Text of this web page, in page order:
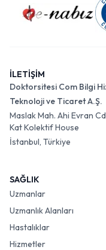
İLETİŞİM
Doktorsitesi Com Bilgi
Teknoloji ve Ticaret A.Ş.
Maslak Mah. Ahi Evran
Kat Kolektif House
İstanbul, Türkiye
SAĞLIK
Uzmanlar
Uzmanlık Alanları
Hastalıklar
Hizmetler